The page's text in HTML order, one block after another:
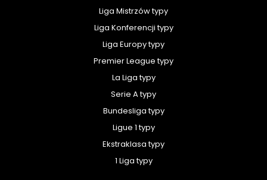
Liga Mistrzów typy
Liga Konferencji typy
Liga Europy typy
Premier League typy
La Liga typy
Serie A typy
Bundesliga typy
Ligue 1 typy
Ekstraklasa typy
1 Liga typy